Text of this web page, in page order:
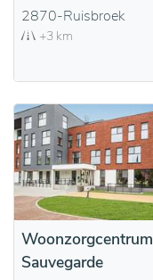
2870-Ruisbroek
+3 km
Woonzorgcentrum
Sauvegarde